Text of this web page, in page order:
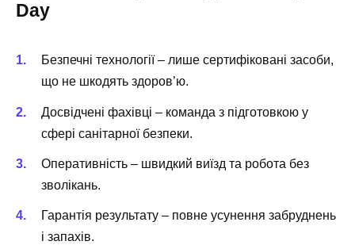
Day
Безпечні технології – лише сертифіковані засоби,
що не шкодять здоров’ю.
Досвідчені фахівці – команда з підготовкою у
сфері санітарної безпеки.
Оперативність – швидкий виїзд та робота без
зволікань.
Гарантія результату – повне усунення забруднень
і запахів.